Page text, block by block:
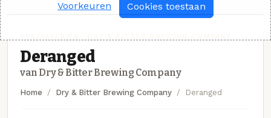
Deranged
van Dry & Bitter Brewing Company
Home Dry & Bitter Brewing Company Deranged
Voorkeuren Cookies toestaan